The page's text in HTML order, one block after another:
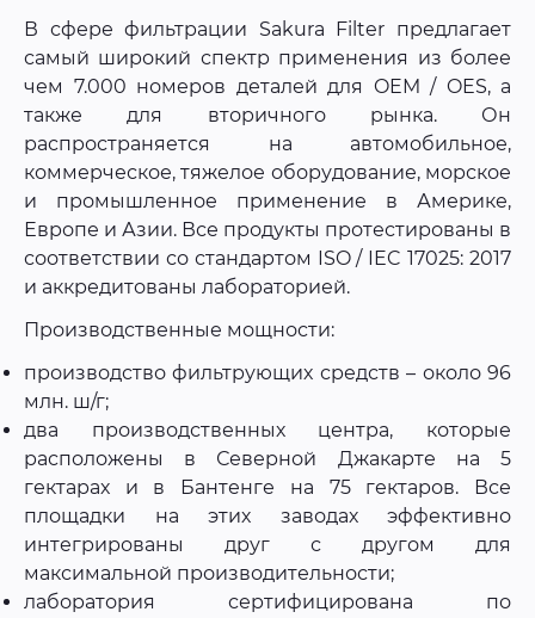
В сфере фильтрации Sakura Filter предлагает
самый широкий спектр применения из более
чем 7.000 номеров деталей для OEM / OES, а
также для вторичного рынка. Он
распространяется на автомобильное,
коммерческое, тяжелое оборудование, морское
и промышленное применение в Америке,
Европе и Азии. Все продукты протестированы в
соответствии со стандартом ISO / IEC 17025: 2017
и аккредитованы лабораторией.
Производственные мощности:
производство фильтрующих средств – около 96
млн. ш/г;
два производственных центра, которые
расположены в Северной Джакарте на 5
гектарах и в Бантенге на 75 гектаров. Все
площадки на этих заводах эффективно
интегрированы друг с другом для
максимальной производительности;
лаборатория сертифицирована по